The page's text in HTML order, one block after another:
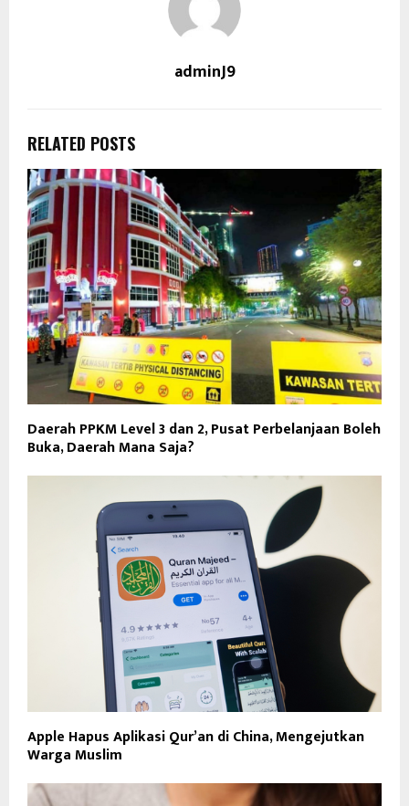
adminJ9
RELATED POSTS
Daerah PPKM Level 3 dan 2, Pusat Perbelanjaan Boleh
Buka, Daerah Mana Saja?
Apple Hapus Aplikasi Qur’an di China, Mengejutkan
Warga Muslim